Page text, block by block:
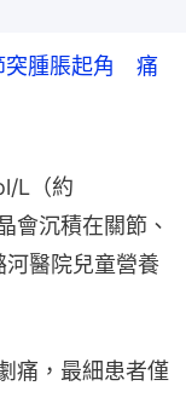
突腫脹起角 痛
L（約
會沉積在關節、
醫院兒童營養
痛，最細患者僅